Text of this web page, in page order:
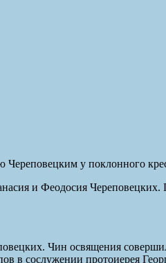
у поклонного
и Феодосия
Чин освящения
в сослужении протоиерея